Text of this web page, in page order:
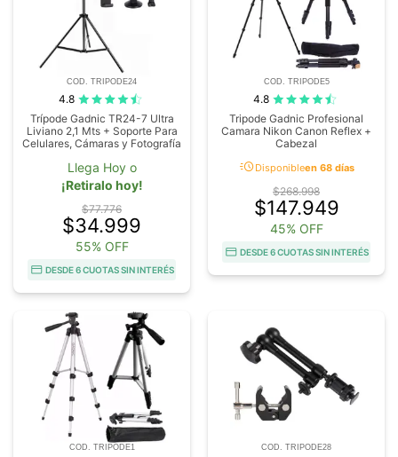
COD. TRIPODE24
4.8
Trípode Gadnic TR24-7 Ultra
Liviano 2,1 Mts + Soporte Para
Celulares, Cámaras y Fotografía
Llega Hoy o
¡Retiralo hoy!
$77.776
$34.999
55% OFF
DESDE 6 CUOTAS SIN INTERÉS
COD. TRIPODE5
4.8
Tripode Gadnic Profesional
Camara Nikon Canon Reflex +
Cabezal
acuteDisponibleen 68 días
$268.998
$147.949
45% OFF
DESDE 6 CUOTAS SIN INTERÉS
COD. TRIPODE1 COD. TRIPODE28